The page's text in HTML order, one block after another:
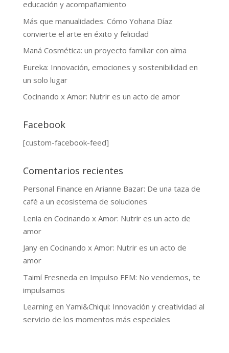
educación y acompañamiento
Más que manualidades: Cómo Yohana Díaz
convierte el arte en éxito y felicidad
Maná Cosmética: un proyecto familiar con alma
Eureka: Innovación, emociones y sostenibilidad en
un solo lugar
Cocinando x Amor: Nutrir es un acto de amor
Facebook
[custom-facebook-feed]
Comentarios recientes
Personal Finance en Arianne Bazar: De una taza de
café a un ecosistema de soluciones
Lenia en Cocinando x Amor: Nutrir es un acto de
amor
Janyen Cocinando x Amor: Nutrir es un acto de
amor
Taimí Fresneda en Impulso FEM: No vendemos, te
impulsamos
Learning en Yami&Chiqui: Innovación y creatividad al
servicio de los momentos más especiales